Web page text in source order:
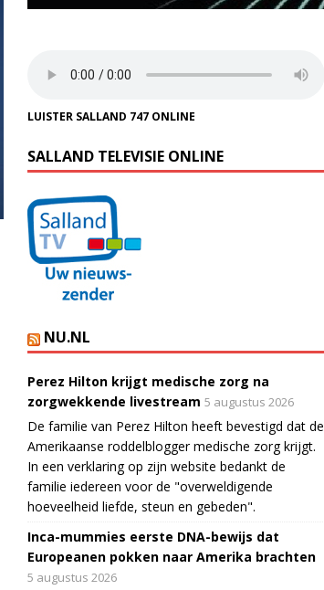
LUISTER SALLAND 747 ONLINE
SALLAND TELEVISIE ONLINE
NU.NL
Perez Hilton krijgt medische zorg na
zorgwekkende livestream 5 augustus 2026
De familie van Perez Hilton heeft bevestigd dat de
Amerikaanse roddelblogger medische zorg krijgt.
In een verklaring op zijn website bedankt de
familie iedereen voor de "overweldigende
hoeveelheid liefde, steun en gebeden".
Inca-mummies eerste DNA-bewijs dat
Europeanen pokken naar Amerika brachten
5 augustus 2026